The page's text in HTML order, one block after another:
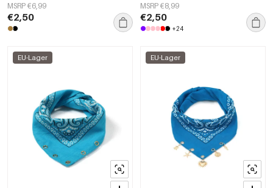
MSRP €6,99
€2,50
MSRP €8,99
€2,50
+24
EU-Lager EU-Lager